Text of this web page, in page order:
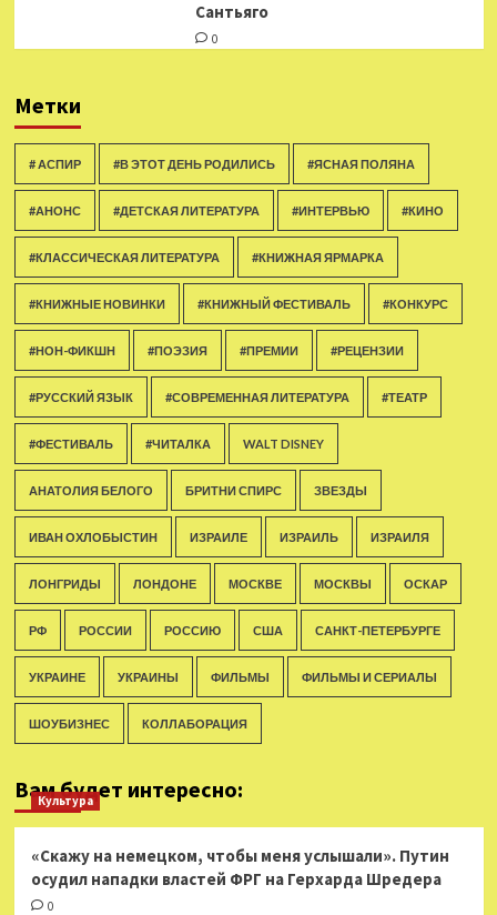
Сантьяго
0
Метки
# АСПИР #В ЭТОТ ДЕНЬ РОДИЛИСЬ #ЯСНАЯ ПОЛЯНА
#АНОНС #ДЕТСКАЯ ЛИТЕРАТУРА #ИНТЕРВЬЮ #КИНО
#КЛАССИЧЕСКАЯ ЛИТЕРАТУРА #КНИЖНАЯ ЯРМАРКА
#КНИЖНЫЕ НОВИНКИ #КНИЖНЫЙ ФЕСТИВАЛЬ #КОНКУРС
#НОН-ФИКШН #ПОЭЗИЯ #ПРЕМИИ #РЕЦЕНЗИИ
#РУССКИЙ ЯЗЫК #СОВРЕМЕННАЯ ЛИТЕРАТУРА #ТЕАТР
#ФЕСТИВАЛЬ #ЧИТАЛКА WALT DISNEY
АНАТОЛИЯ БЕЛОГО БРИТНИ СПИРС ЗВЕЗДЫ
ИВАН ОХЛОБЫСТИН ИЗРАИЛЕ ИЗРАИЛЬ ИЗРАИЛЯ
ЛОНГРИДЫ ЛОНДОНЕ МОСКВЕ МОСКВЫ ОСКАР
РФ РОССИИ РОССИЮ США САНКТ-ПЕТЕРБУРГЕ
УКРАИНЕ УКРАИНЫ ФИЛЬМЫ ФИЛЬМЫ И СЕРИАЛЫ
ШОУБИЗНЕС КОЛЛАБОРАЦИЯ
Вам будет интересно:
Культура
«Скажу на немецком, чтобы меня услышали». Путин
осудил нападки властей ФРГ на Герхарда Шредера
0